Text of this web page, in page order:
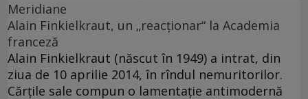
Meridiane
Alain Finkielkraut, un „reacţionar“ la Academia
franceză
Alain Finkielkraut (născut în 1949) a intrat, din
ziua de 10 aprilie 2014, în rîndul nemuritorilor.
Cărţile sale compun o lamentaţie antimodernă